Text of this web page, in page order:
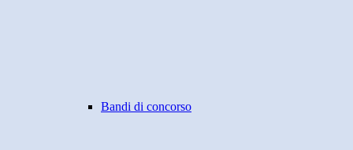
Bandi di concorso